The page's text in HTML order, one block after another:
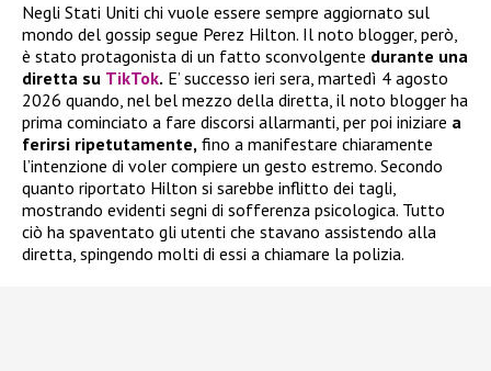
Negli Stati Uniti chi vuole essere sempre aggiornato sul
mondo del gossip segue Perez Hilton. Il noto blogger, però,
è stato protagonista di un fatto sconvolgente durante una
diretta su TikTok. E’ successo ieri sera, martedì 4 agosto
2026 quando, nel bel mezzo della diretta, il noto blogger ha
prima cominciato a fare discorsi allarmanti, per poi iniziare a
ferirsi ripetutamente, fino a manifestare chiaramente
l’intenzione di voler compiere un gesto estremo. Secondo
quanto riportato Hilton si sarebbe inflitto dei tagli,
mostrando evidenti segni di sofferenza psicologica. Tutto
ciò ha spaventato gli utenti che stavano assistendo alla
diretta, spingendo molti di essi a chiamare la polizia.